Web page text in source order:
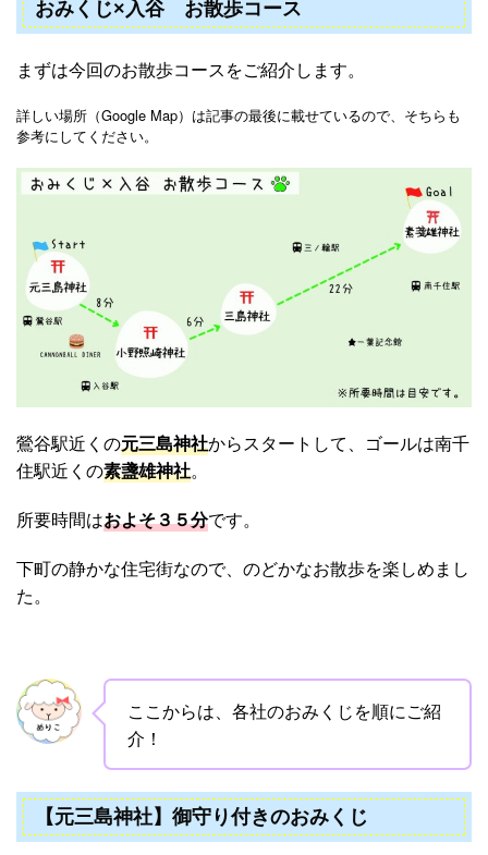
おみくじ×入谷 お散歩コース
まずは今回のお散歩コースをご紹介します。
詳しい場所（Google Map）は記事の最後に載せているので、そちらも
参考にしてください。
鶯谷駅近くの元三島神社からスタートして、ゴールは南千
住駅近くの素盞雄神社。
所要時間はおよそ３５分です。
下町の静かな住宅街なので、のどかなお散歩を楽しめまし
た。
ここからは、各社のおみくじを順にご紹
介！
【元三島神社】御守り付きのおみくじ